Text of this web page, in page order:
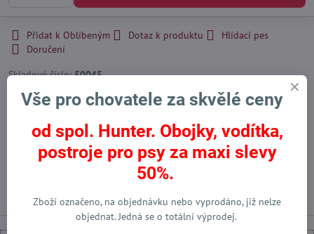
Přidat k Oblíbeným Dotaz k produktu
Hlídací pes
Doručení
Skladové číslo:50045
Výrobce:
Facebook Reddit LinkedIn
mail
Vše pro chovatele za skvělé ceny
od spol. Hunter. Obojky, vodítka,
postroje pro psy za maxi slevy
50%.
Zboží označeno, na objednávku nebo vyprodáno, již nelze
objednat. Jedná se o totální výprodej.